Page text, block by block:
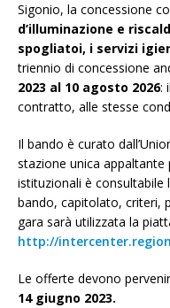
Sigonio, la concessione
d’illuminazione e
spogliatoi, i servizi
triennio di concessione
2023 al 10 agosto 2026:
contratto, alle stesse
Il bando è curato
stazione unica
istituzionali è consultabile
bando, capitolato, criteri,
gara sarà utilizzata la
http://
Le offerte devono
14 giugno 2023.